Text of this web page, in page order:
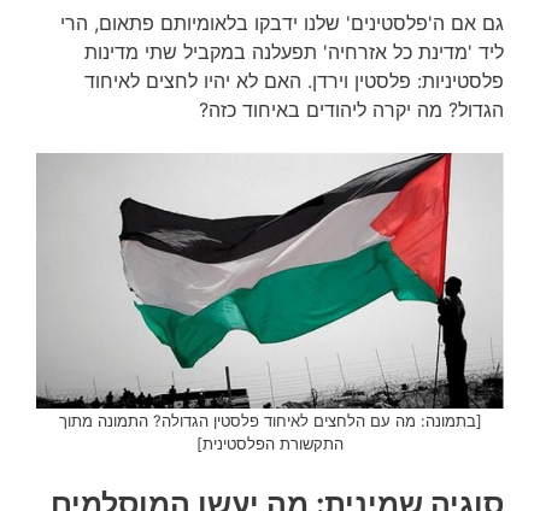
גם אם ה'פלסטינים' שלנו ידבקו בלאומיותם פתאום, הרי
ליד 'מדינת כל אזרחיה' תפעלנה במקביל שתי מדינות
פלסטיניות: פלסטין וירדן. האם לא יהיו לחצים לאיחוד
הגדול? מה יקרה ליהודים באיחוד כזה?
[בתמונה: מה עם הלחצים לאיחוד פלסטין הגדולה? התמונה מתוך
התקשורת הפלסטינית]